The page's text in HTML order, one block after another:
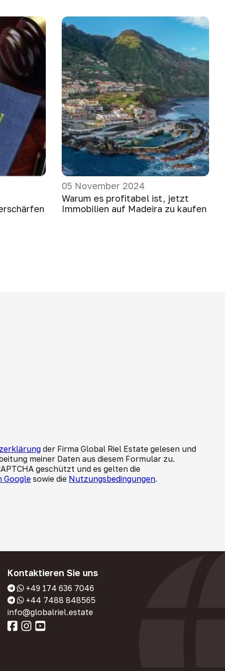
05 November 2024
Warum es profitabel ist, jetzt
Immobilien auf Madeira zu kaufen
der Firma Global Riel Estate gelesen und
meiner Daten aus diesem Formular zu.
geschützt und es gelten die
Googlesowie die Nutzungsbedingungen.
Kontaktieren Sie uns
+49 174 636 7046
+44 7488 848565
info@globalriel.estate